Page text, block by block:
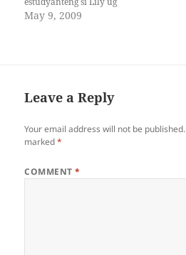
nalup-og sa salog. Sa iyang
nakalihok mao si Ariel
kinsa…
May 9, 2009
Leave a Reply
Your email address will not be published.
marked*
COMMENT*